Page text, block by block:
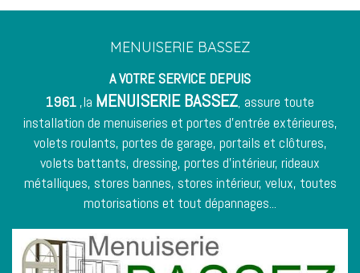
MENUISERIE BASSEZ
A VOTRE SERVICE DEPUIS
1961 ,la MENUISERIE BASSEZ, assure toute
installation de menuiseries et portes d'entrée extérieures,
volets roulants, portes de garage, portails et clôtures,
volets battants, dressing, portes d'intérieur, rideaux
métalliques, stores bannes, stores intérieur, velux, toutes
motorisations et tout dépannages...